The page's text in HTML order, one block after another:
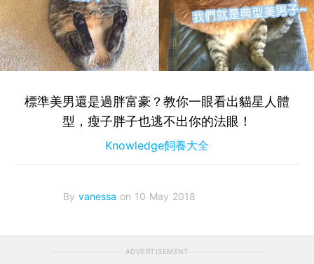
標準美男還是過胖富豪？教你一眼看出貓星人體
型，瘦子胖子也逃不出你的法眼！
Knowledge飼養大全
By vanessa on 10 May 2018
ADVERTISEMENT